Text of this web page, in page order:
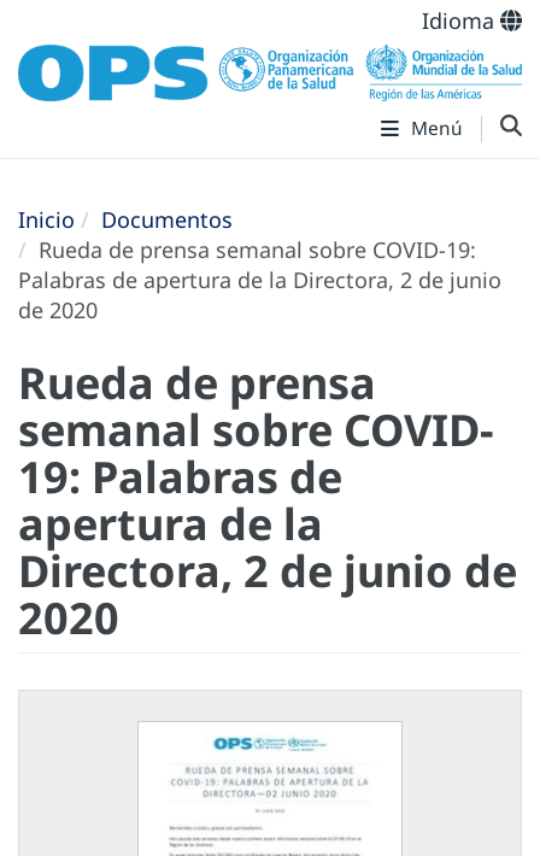
Idioma
Menú
Inicio
Documentos
Rueda de prensa semanal sobre COVID-19:
Palabras de apertura de la Directora, 2 de junio
de 2020
Rueda de prensa
semanal sobre COVID-
19: Palabras de
apertura de la
Directora, 2 de junio de
2020